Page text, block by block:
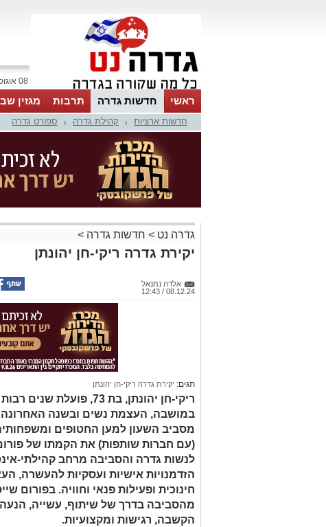
08 אוגוסט 2026 / 12:53
ראשי חדשות גדרה תרבות מגזין
חדשות ארציות קהילת גדרה ספורט גדרה
גדרה נט > חדשות גדרה >
יקירת גדרה ריקי-חן יהונתן
אלדה נתנאל
08.12.24 / 12:43
תגים: יקירת גדרה ריקי-חן יהונתן
ריקי-חן יהונתן, בת 73,
במושבה, העצמת נשים ובשנה
מסביב השעון למען החטופים
(עם חברות שותפות) את הקמתו של
לנשות גדרה והסביבה מרחב קהילתי-
הזדמנויות אישיות ועסקיות להעשרה,
חינוכית ופעילות פנאי וחוויה. בפורום
מהסביבה בדרך של שיתוף, עשייה, הנעה,
הקשבה, רגישות ומקצועיות.